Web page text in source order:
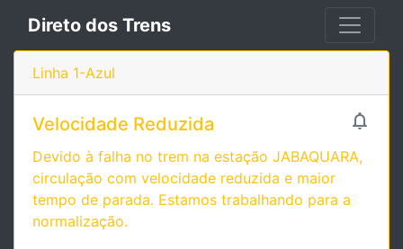
Direto dos Trens
Linha 1-Azul

Velocidade Reduzida
Devido à falha no trem na estação JABAQUARA,
circulação com velocidade reduzida e maior
tempo de parada. Estamos trabalhando para a
normalização.